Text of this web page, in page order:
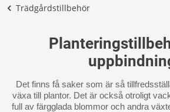
Trädgårdstillbehör
Det finns få saker som är så
växa till plantor. Det är också otroligt
full av färgglada blommor och andra